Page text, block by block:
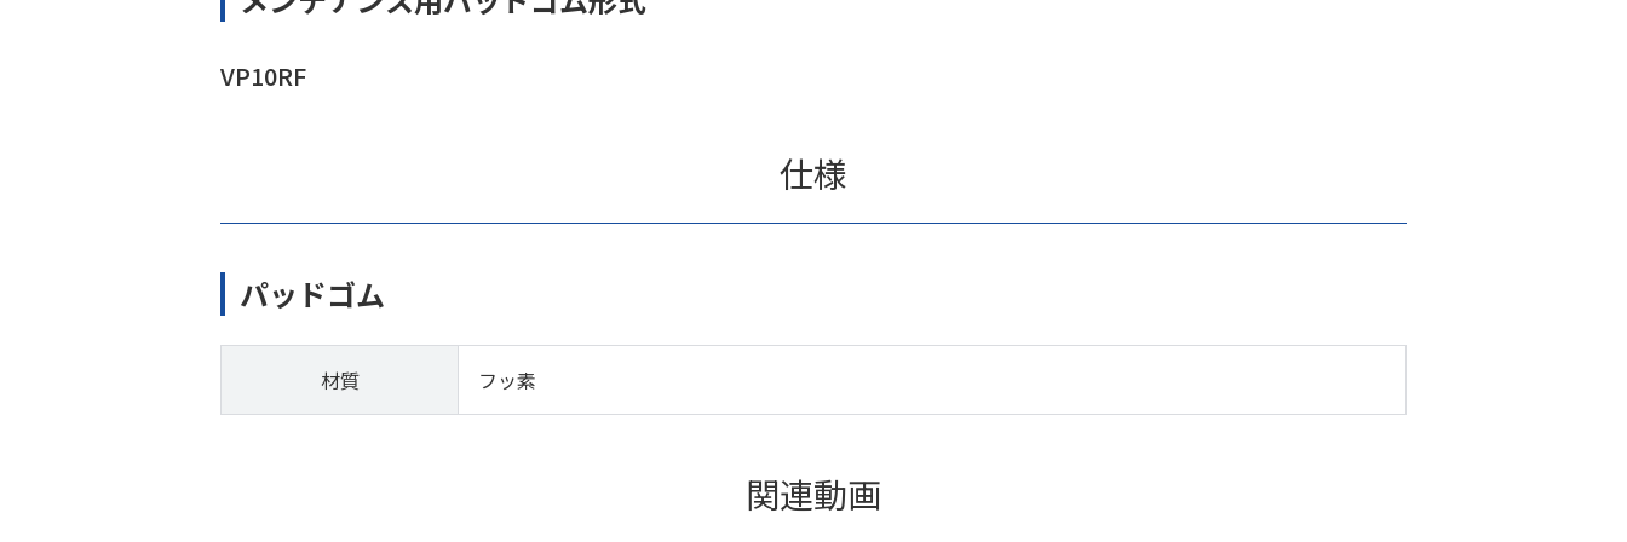
VP10RF
仕様
パッドゴム
材質 フッ素
関連動画